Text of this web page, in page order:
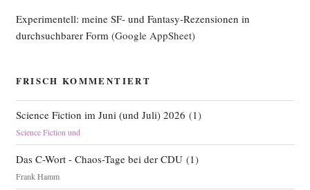
Experimentell: meine SF- und Fantasy-Rezensionen in
durchsuchbarer Form (Google AppSheet)
FRISCH KOMMENTIERT
Science Fiction im Juni (und Juli) 2026 (1)
Science Fiction und
Das C-Wort - Chaos-Tage bei der CDU(1)
Frank Hamm